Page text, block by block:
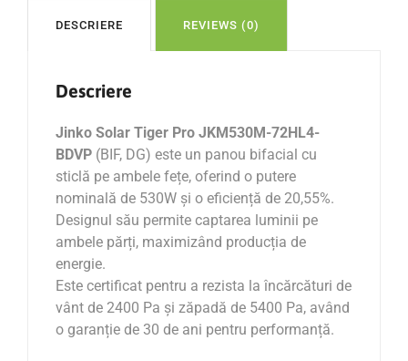
DESCRIERE REVIEWS (0)
Descriere
Jinko Solar Tiger Pro JKM530M-72HL4-
BDVP (BIF, DG) este un panou bifacial cu
sticlă pe ambele fețe, oferind o putere
nominală de 530W și o eficiență de 20,55%.
Designul său permite captarea luminii pe
ambele părți, maximizând producția de
energie.
Este certificat pentru a rezista la încărcături de
vânt de 2400 Pa și zăpadă de 5400 Pa, având
o garanție de 30 de ani pentru performanță.